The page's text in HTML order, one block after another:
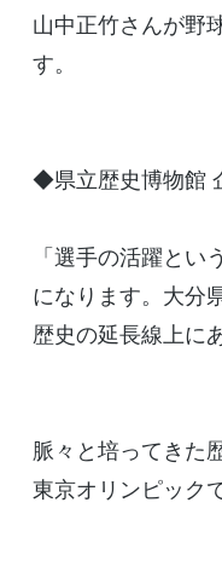
山中正竹さんが野
す。
◆県立歴史博物館
「選手の活躍とい
になります。大分
歴史の延長線上に
脈々と培ってきた
東京オリンピック